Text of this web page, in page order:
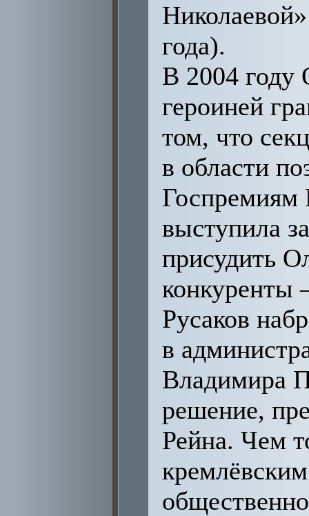
года).
В 2004 году
героиней
том, что
в области
Госпремиям
выступила
присудить
конкуренты
Русаков
в
Владимира
решение,
Рейна. Чем